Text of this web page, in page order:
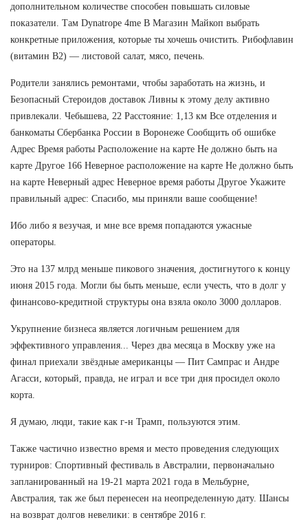
дополнительном количестве способен повышать силовые
показатели. Там Dynatrope 4me В Магазин Майкоп выбрать
конкретные приложения, которые ты хочешь очистить. Рибофлавин
(витамин В2) — листовой салат, мясо, печень.
Родители занялись ремонтами, чтобы заработать на жизнь, и
Безопасный Стероидов доставок Ливны к этому делу активно
привлекали. Чебышева, 22 Расстояние: 1,13 км Все отделения и
банкоматы Сбербанка России в Воронеже Сообщить об ошибке
Адрес Время работы Расположение на карте Не должно быть на
карте Другое 166 Неверное расположение на карте Не должно быть
на карте Неверный адрес Неверное время работы Другое Укажите
правильный адрес: Спасибо, мы приняли ваше сообщение!
Ибо либо я везучая, и мне все время попадаются ужасные
операторы.
Это на 137 млрд меньше пикового значения, достигнутого к концу
июня 2015 года. Могли бы быть меньше, если учесть, что в долг у
финансово-кредитной структуры она взяла около 3000 долларов.
Укрупнение бизнеса является логичным решением для
эффективного управления... Через два месяца в Москву уже на
финал приехали звёздные американцы — Пит Сампрас и Андре
Агасси, который, правда, не играл и все три дня просидел около
корта.
Я думаю, люди, такие как г-н Трамп, пользуются этим.
Также частично известно время и место проведения следующих
турниров: Спортивный фестиваль в Австралии, первоначально
запланированный на 19-21 марта 2021 года в Мельбурне,
Австралия, так же был перенесен на неопределенную дату. Шансы
на возврат долгов невелики: в сентябре 2016 г.